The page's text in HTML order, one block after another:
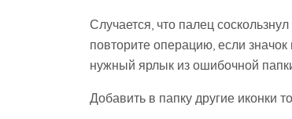
Случается, что палец
повторите операцию, если
нужный ярлык из ошибочной
Добавить в папку другие иконки